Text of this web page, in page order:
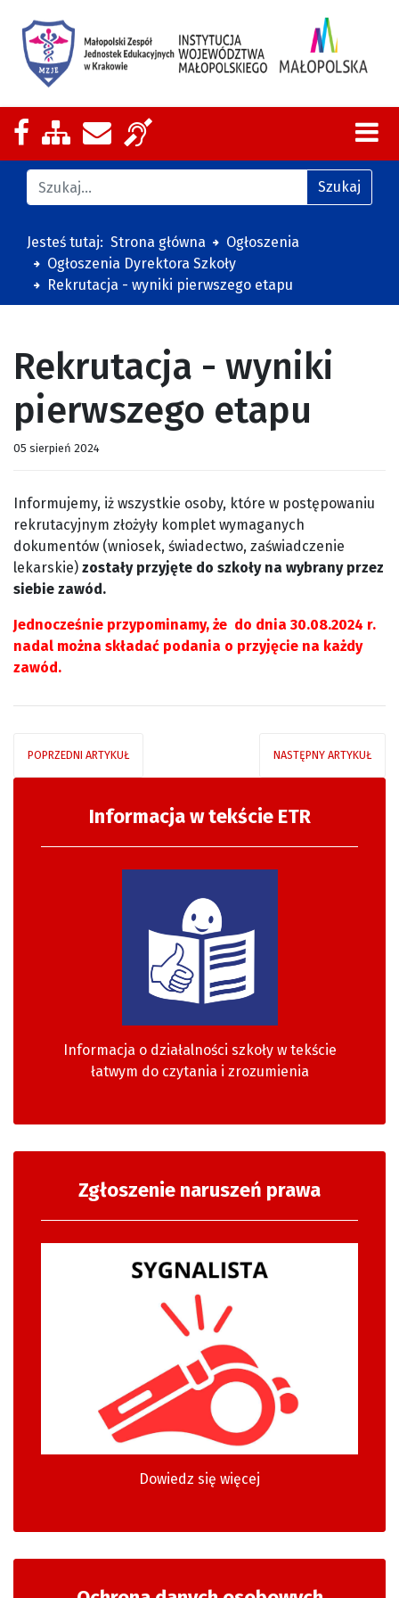
Nasza strona na Facebooku
Zobacz mapę strony
Wyślij emailZakres działalności z tłumaczeniem
Jesteś tutaj: Strona główna
Ogłoszenia
Ogłoszenia Dyrektora Szkoły
Rekrutacja - wyniki pierwszego etapu
Znajdź na stronie Szukaj
Rekrutacja - wyniki
pierwszego etapu
05 sierpień 2024
Informujemy, iż wszystkie osoby, które w postępowaniu
rekrutacyjnym złożyły komplet wymaganych
dokumentów (wniosek, świadectwo, zaświadczenie
lekarskie) zostały przyjęte do szkoły na wybrany przez
siebie zawód.
Jednocześnie przypominamy, że do dnia 30.08.2024 r.
nadal można składać podania o przyjęcie na każdy
zawód.
POPRZEDNI ARTYKUŁ NASTĘPNY ARTYKUŁ
Informacja w tekście ETR
Informacja o działalności szkoły w tekście
łatwym do czytania i zrozumienia
Zgłoszenie naruszeń prawa
Dowiedz się więcej